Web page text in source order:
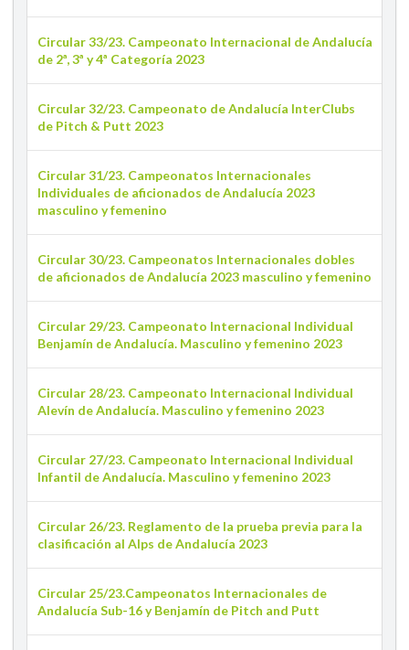
Circular 33/23. Campeonato Internacional de Andalucía
de 2ª, 3ª y 4ª Categoría 2023
Circular 32/23. Campeonato de Andalucía InterClubs
de Pitch & Putt 2023
Circular 31/23. Campeonatos Internacionales
Individuales de aficionados de Andalucía 2023
masculino y femenino
Circular 30/23. Campeonatos Internacionales dobles
de aficionados de Andalucía 2023 masculino y femenino
Circular 29/23. Campeonato Internacional Individual
Benjamín de Andalucía. Masculino y femenino 2023
Circular 28/23. Campeonato Internacional Individual
Alevín de Andalucía. Masculino y femenino 2023
Circular 27/23. Campeonato Internacional Individual
Infantil de Andalucía. Masculino y femenino 2023
Circular 26/23. Reglamento de la prueba previa para la
clasificación al Alps de Andalucía 2023
Circular 25/23.Campeonatos Internacionales de
Andalucía Sub-16 y Benjamín de Pitch and Putt